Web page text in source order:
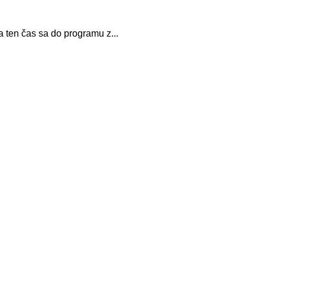
ten čas sa do programu z...